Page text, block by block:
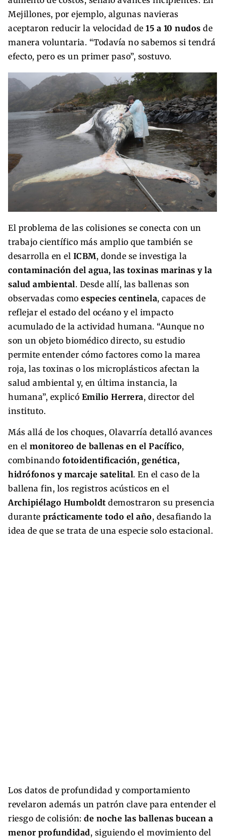
Mejillones, por ejemplo, algunas navieras
aceptaron reducir la velocidad de 15 a 10 nudos de
manera voluntaria. “Todavía no sabemos si tendrá
efecto, pero es un primer paso”, sostuvo.
El problema de las colisiones se conecta con un
trabajo científico más amplio que también se
desarrolla en el ICBM, donde se investiga la
contaminación del agua, las toxinas marinas y la
salud ambiental. Desde allí, las ballenas son
observadas como especies centinela, capaces de
reflejar el estado del océano y el impacto
acumulado de la actividad humana. “Aunque no
son un objeto biomédico directo, su estudio
permite entender cómo factores como la marea
roja, las toxinas o los microplásticos afectan la
salud ambiental y, en última instancia, la
humana”, explicó Emilio Herrera, director del
instituto.
Más allá de los choques, Olavarría detalló avances
en el monitoreo de ballenas en el Pacífico,
combinando fotoidentificación, genética,
hidrófonos y marcaje satelital. En el caso de la
ballena fin, los registros acústicos en el
Archipiélago Humboldt demostraron su presencia
durante prácticamente todo el año, desafiando la
idea de que se trata de una especie solo estacional.
Los datos de profundidad y comportamiento
revelaron además un patrón clave para entender el
riesgo de colisión: de noche las ballenas bucean a
menor profundidad, siguiendo el movimiento del